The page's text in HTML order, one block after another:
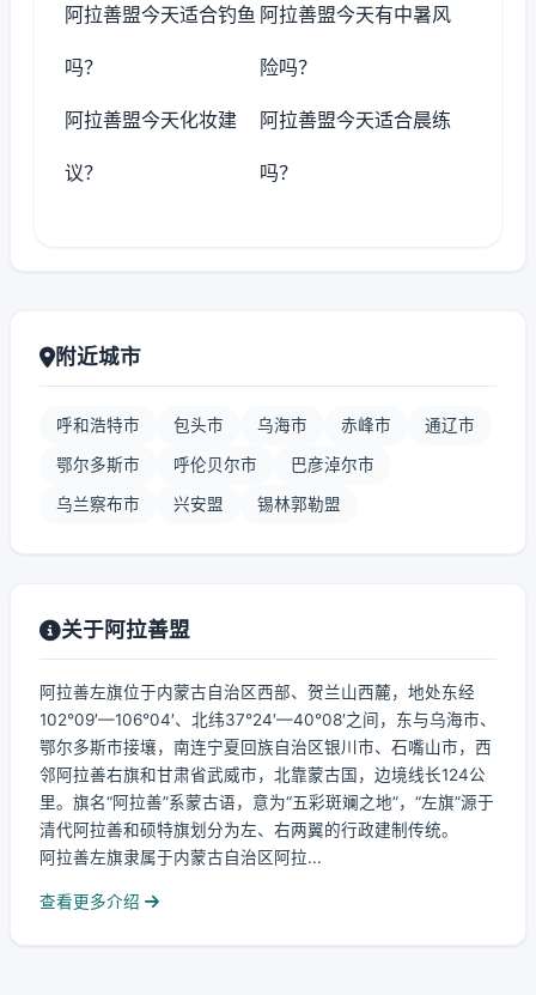
阿拉善盟今天适合钓鱼
吗？
阿拉善盟今天有中暑风
险吗？
阿拉善盟今天化妆建
议？
阿拉善盟今天适合晨练
吗？
附近城市
呼和浩特市 包头市 乌海市 赤峰市 通辽市
鄂尔多斯市 呼伦贝尔市 巴彦淖尔市
乌兰察布市 兴安盟 锡林郭勒盟
关于阿拉善盟
阿拉善左旗位于内蒙古自治区西部、贺兰山西麓，地处东经
102°09′—106°04′、北纬37°24′—40°08′之间，东与乌海市、
鄂尔多斯市接壤，南连宁夏回族自治区银川市、石嘴山市，西
邻阿拉善右旗和甘肃省武威市，北靠蒙古国，边境线长124公
里。旗名“阿拉善”系蒙古语，意为“五彩斑斓之地”，“左旗”源于
清代阿拉善和硕特旗划分为左、右两翼的行政建制传统。
阿拉善左旗隶属于内蒙古自治区阿拉...
查看更多介绍